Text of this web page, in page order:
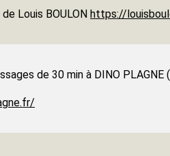
Louis BOULON https://
de 30 min à DINO PLAGNE